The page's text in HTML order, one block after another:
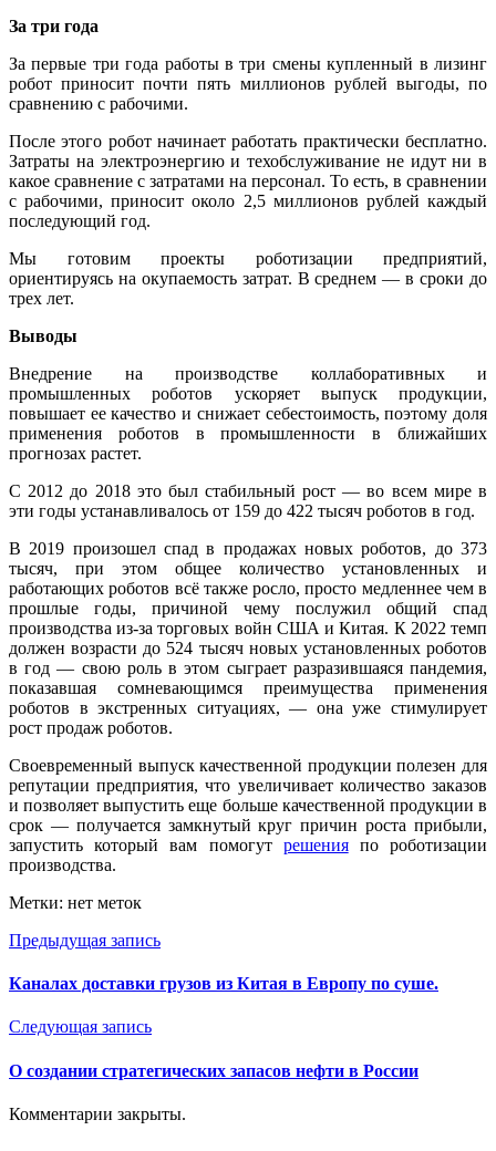
За три года
За первые три года работы в три смены купленный в лизинг
робот приносит почти пять миллионов рублей выгоды, по
сравнению с рабочими.
После этого робот начинает работать практически бесплатно.
Затраты на электроэнергию и техобслуживание не идут ни в
какое сравнение с затратами на персонал. То есть, в сравнении
с рабочими, приносит около 2,5 миллионов рублей каждый
последующий год.
Мы готовим проекты роботизации предприятий,
ориентируясь на окупаемость затрат. В среднем — в сроки до
трех лет.
Выводы
Внедрение на производстве коллаборативных и
промышленных роботов ускоряет выпуск продукции,
повышает ее качество и снижает себестоимость, поэтому доля
применения роботов в промышленности в ближайших
прогнозах растет.
С 2012 до 2018 это был стабильный рост — во всем мире в
эти годы устанавливалось от 159 до 422 тысяч роботов в год.
В 2019 произошел спад в продажах новых роботов, до 373
тысяч, при этом общее количество установленных и
работающих роботов всё также росло, просто медленнее чем в
прошлые годы, причиной чему послужил общий спад
производства из-за торговых войн США и Китая. К 2022 темп
должен возрасти до 524 тысяч новых установленных роботов
в год — свою роль в этом сыграет разразившаяся пандемия,
показавшая сомневающимся преимущества применения
роботов в экстренных ситуациях, — она уже стимулирует
рост продаж роботов.
Своевременный выпуск качественной продукции полезен для
репутации предприятия, что увеличивает количество заказов
и позволяет выпустить еще больше качественной продукции в
срок — получается замкнутый круг причин роста прибыли,
запустить который вам помогут решенияпо роботизации
производства.
Метки: нет меток
Предыдущая запись
Каналах доставки грузов из Китая в Европу по суше.
Следующая запись
О создании стратегических запасов нефти в России
Комментарии закрыты.